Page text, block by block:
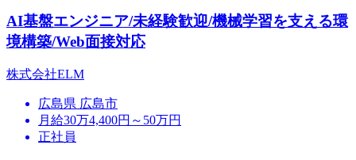
AI基盤エンジニア/未経験歓迎/機械学習を支える環
境構築/Web面接対応
株式会社ELM
広島県 広島市
月給30万4,400円～50万円
正社員